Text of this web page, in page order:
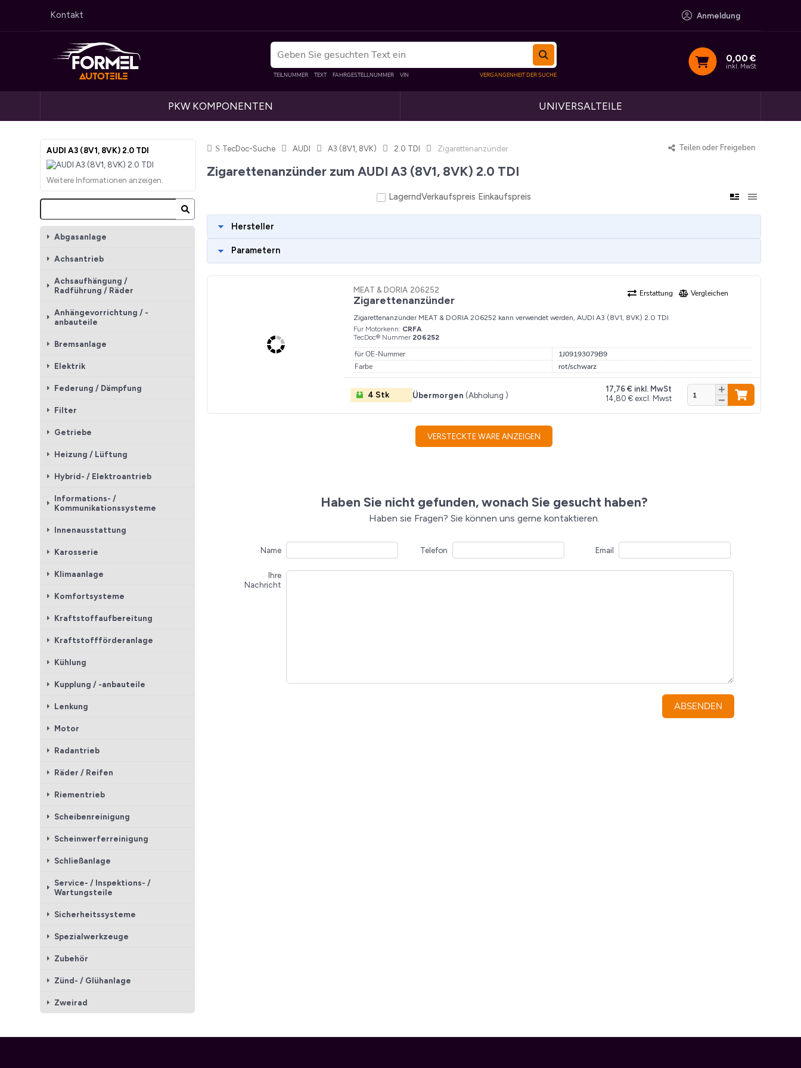
Kontakt Anmeldung
0,00€
inkl. MwSt
PKW KOMPONENTEN UNIVERSALTEILE
AUDI A3 (8V1, 8VK) 2.0 TDI
Weitere Informationen anzeigen.
Abgasanlage
Achsantrieb
Achsaufhängung /
Radführung / Räder
Anhängevorrichtung / -
anbauteile
Bremsanlage
Elektrik
Federung / Dämpfung
Filter
Getriebe
Heizung / Lüftung
Hybrid- / Elektroantrieb
Informations- /
Kommunikationssysteme
Innenausstattung
Karosserie
Klimaanlage
Komfortsysteme
Kraftstoffaufbereitung
Kraftstoffförderanlage
Kühlung
Kupplung / -anbauteile
Lenkung
Motor
Radantrieb
Räder / Reifen
Riementrieb
Scheibenreinigung
Scheinwerferreinigung
Schließanlage
Service- / Inspektions- /
Wartungsteile
Sicherheitssysteme
Spezialwerkzeuge
Zubehör
Zünd- / Glühanlage
Zweirad
Startseite
TecDoc-Suche AUDI A3 (8V1, 8VK) 2.0 TDI Zigarettenanzünder
Zigarettenanzünder zum AUDI A3 (8V1, 8VK) 2.0 TDI
LagerndVerkaufspreis Einkaufspreis
Hersteller
Parametern
MEAT & DORIA 206252
Zigarettenanzünder
Zigarettenanzünder MEAT & DORIA 206252 kann verwendet werden, AUDI A3 (8V1, 8VK) 2.0 TDI
Für Motorkenn: CRFA
TecDoc® Nummer 206252
für OE-Nummer
1J09193079B9
Farbe
rot/schwarz
4 Stk Übermorgen (Abholung )
17,76€ inkl. MwSt
14,80€ excl. Mwst
VERSTECKTE WARE ANZEIGEN
Haben Sie nicht gefunden, wonach Sie gesucht haben?
Haben sie Fragen? Sie können uns gerne kontaktieren.
Name Telefon Email
Ihre
Nachricht